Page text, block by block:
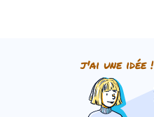
j'ai une idée !